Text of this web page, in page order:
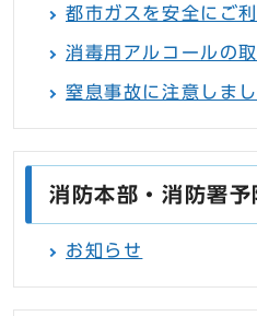
都市ガスを安全にご
消毒用アルコールの
窒息事故に注意しまし
消防本部・消防署予
お知らせ